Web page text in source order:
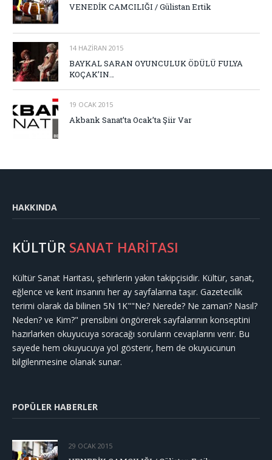
VENEDİK CAMCILIĞI / Gülistan Ertik
14 HAZIRAN 2015
BAYKAL SARAN OYUNCULUK ÖDÜLÜ FULYA
KOÇAK’IN…
19 OCAK 2015
Akbank Sanat’ta Ocak’ta Şiir Var
HAKKINDA
KÜLTÜR SANAT HARİTASI
Kültür Sanat Haritası, şehirlerin yakın takipçisidir. Kültür, sanat,
eğlence ve kent insanını her ay sayfalarına taşır. Gazetecilik
terimi olarak da bilinen 5N 1K""Ne? Nerede? Ne zaman? Nasıl?
Neden? ve Kim?" prensibini öngörerek sayfalarının konseptini
hazırlarken okuyucuya soracağı soruların cevaplarını verir. Bu
sayede hem okuyucuya yol gösterir, hem de okuyucunun
bilgilenmesine olanak sunar.
POPÜLER HABERLER
29 OCAK 2015